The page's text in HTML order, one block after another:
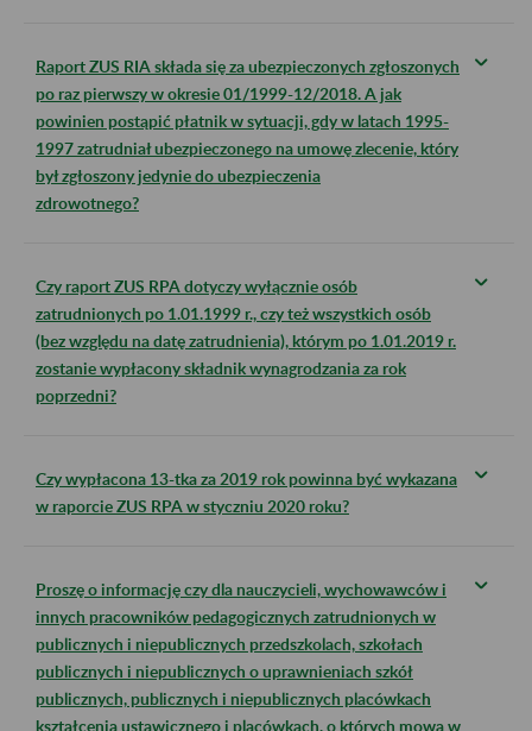
Raport ZUS RIA składa się za ubezpieczonych zgłoszonych
po raz pierwszy w okresie 01/1999-12/2018. A jak
powinien postąpić płatnik w sytuacji, gdy w latach 1995-
1997 zatrudniał ubezpieczonego na umowę zlecenie, który
był zgłoszony jedynie do ubezpieczenia
zdrowotnego?
Czy raport ZUS RPA dotyczy wyłącznie osób
zatrudnionych po 1.01.1999 r., czy też wszystkich osób
(bez względu na datę zatrudnienia), którym po 1.01.2019 r.
zostanie wypłacony składnik wynagrodzania za rok
poprzedni?
Czy wypłacona 13-tka za 2019 rok powinna być wykazana
w raporcie ZUS RPA w styczniu 2020 roku?
Proszę o informację czy dla nauczycieli, wychowawców i
innych pracowników pedagogicznych zatrudnionych w
publicznych i niepublicznych przedszkolach, szkołach
publicznych i niepublicznych o uprawnieniach szkół
publicznych, publicznych i niepublicznych placówkach
kształcenia ustawicznego i placówkach, o których mowa w